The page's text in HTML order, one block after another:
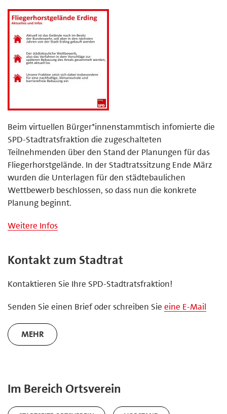
Beim virtuellen Bürger*innenstammtisch infomierte die
SPD-Stadtratsfraktion die zugeschalteten
Teilnehmenden über den Stand der Planungen für das
Fliegerhorstgelände. In der Stadtratssitzung Ende März
wurden die Unterlagen für den städtebaulichen
Wettbewerb beschlossen, so dass nun die konkrete
Planung beginnt.
Weitere Infos
Kontakt zum Stadtrat
Kontaktieren Sie Ihre SPD-Stadtratsfraktion!
Senden Sie einen Brief oder schreiben Sie eine E-Mail
MEHR
Im Bereich Ortsverein